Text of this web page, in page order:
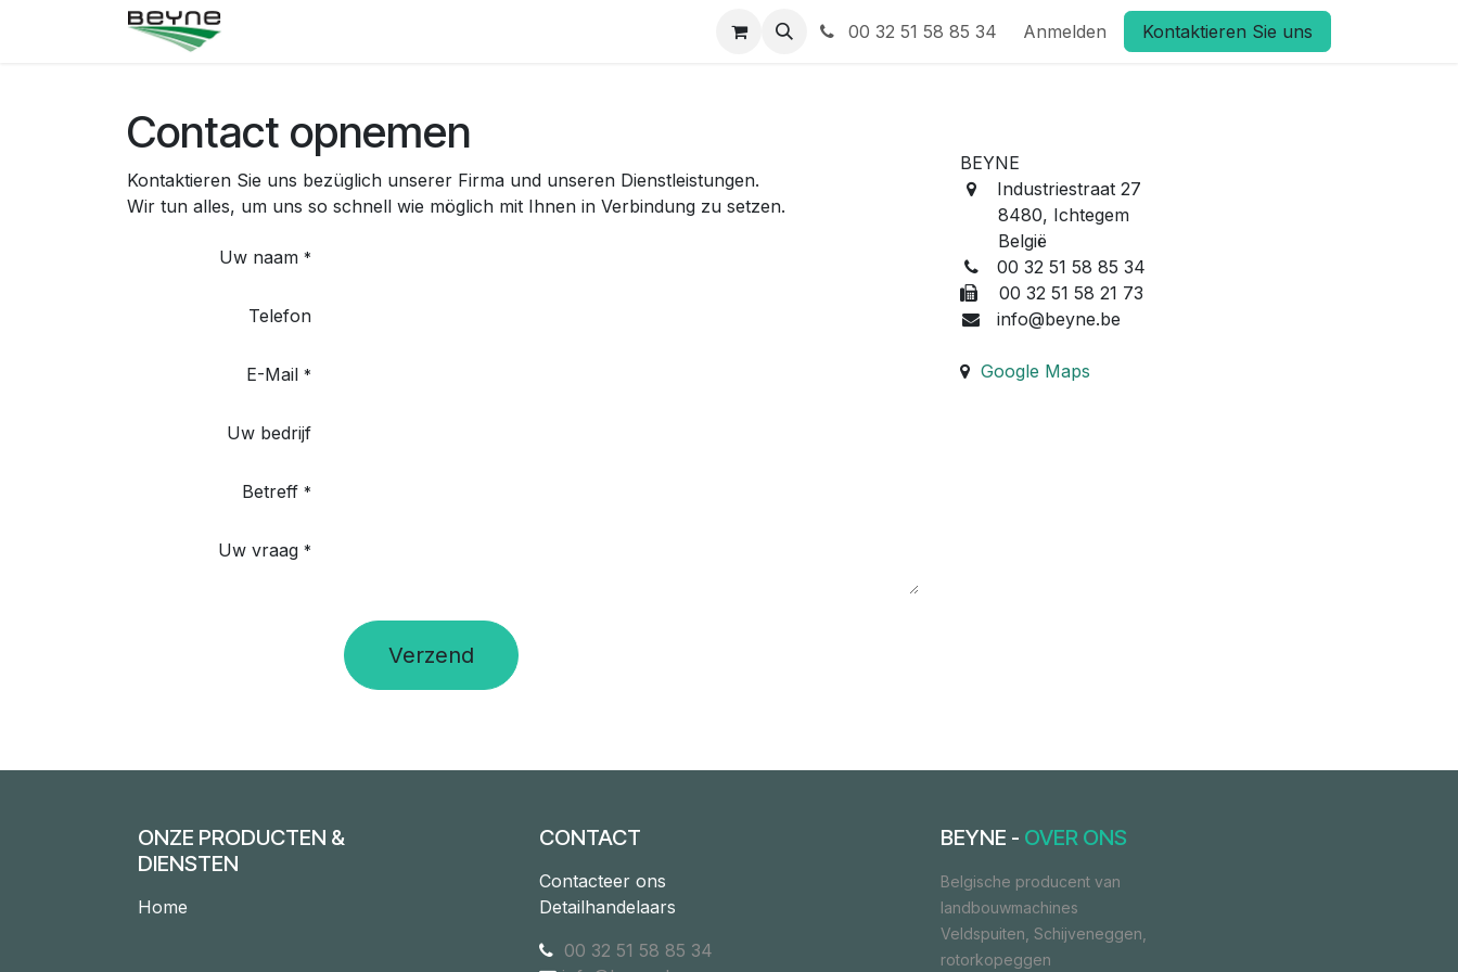
Zum Inhalt springen
00 32 51 58 85 34 Anmelden Kontaktieren Sie uns
Contact opnemen
Kontaktieren Sie uns bezüglich unserer Firma und unseren Dienstleistungen.
Wir tun alles, um uns so schnell wie möglich mit Ihnen in Verbindung zu setzen.
Uw naam *
Telefon
E-Mail *
Uw bedrijf
Betreff *
Uw vraag *
Verzend
BEYNE
Industriestraat 27
8480, Ichtegem
België
00 32 51 58 85 34
00 32 51 58 21 73
info@beyne.be
Google Maps
ONZE PRODUCTEN &
DIENSTEN
Home
BEYNE - OVER ONS
Belgische producent van
landbouwmachines
Veldspuiten, Schijveneggen,
rotorkopeggen
CONTACT
Contacteer ons
Detailhandelaars
00 32 51 58 85 34